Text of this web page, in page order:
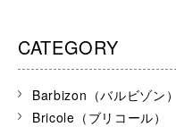
CATEGORY
Barbizon（バルビゾン）
Bricole（ブリコール）